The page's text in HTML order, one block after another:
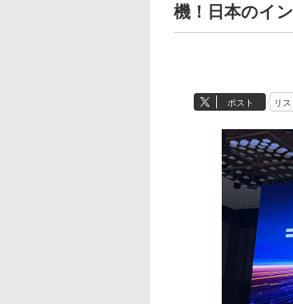
機！日本のイ
ポスト リス